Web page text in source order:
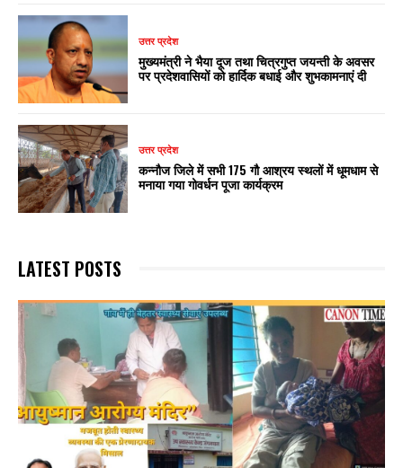
उत्तर प्रदेश
मुख्यमंत्री ने भैया दूज तथा चित्रगुप्त जयन्ती के अवसर
पर प्रदेशवासियों को हार्दिक बधाई और शुभकामनाएं दी
उत्तर प्रदेश
कन्नौज जिले में सभी 175 गौ आश्रय स्थलों में धूमधाम से
मनाया गया गोवर्धन पूजा कार्यक्रम
LATEST POSTS